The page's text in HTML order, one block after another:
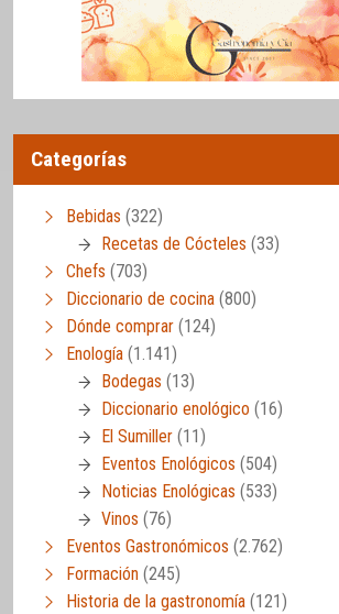
Categorías
Bebidas (322)
Recetas de Cócteles (33)
Chefs (703)
Diccionario de cocina (800)
Dónde comprar (124)
Enología (1.141)
Bodegas (13)
Diccionario enológico (16)
El Sumiller (11)
Eventos Enológicos (504)
Noticias Enológicas (533)
Vinos (76)
Eventos Gastronómicos (2.762)
Formación (245)
Historia de la gastronomía (121)